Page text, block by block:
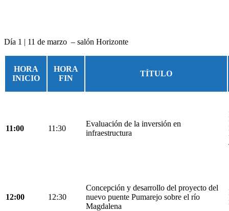
Día 1 | 11 de marzo – salón Horizonte
HORA
INICIO
HORA
FIN
TÍTULO
11:00 11:30
Evaluación de la inversión en
infraestructura
12:00 12:30
Concepción y desarrollo del proyecto del
nuevo puente Pumarejo sobre el río
Magdalena